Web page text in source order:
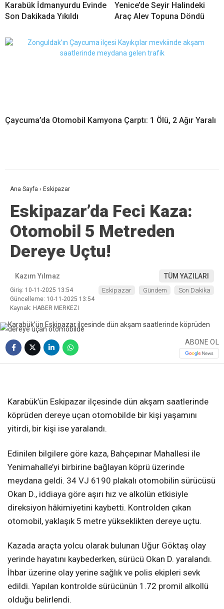
Karabük İdmanyurdu Evinde
Son Dakikada Yıkıldı
Yenice’de Seyir Halindeki
Araç Alev Topuna Döndü
Çaycuma’da Otomobil Kamyona Çarptı: 1 Ölü, 2 Ağır Yaralı
Ana Sayfa › Eskipazar
Eskipazar’da Feci Kaza:
Otomobil 5 Metreden
Dereye Uçtu!
Kazım Yılmaz TÜM YAZILARI
Giriş: 10-11-2025 13:54
Güncelleme: 10-11-2025 13:54
Kaynak: HABER MERKEZI
Eskipazar Gündem Son Dakika
ABONE OL
Karabük’ün Eskipazar ilçesinde dün akşam saatlerinde
köprüden dereye uçan otomobilde bir kişi yaşamını
yitirdi, bir kişi ise yaralandı.
Edinilen bilgilere göre kaza, Bahçepınar Mahallesi ile
Yenimahalle’yi birbirine bağlayan köprü üzerinde
meydana geldi. 34 VJ 6190 plakalı otomobilin sürücüsü
Okan D., iddiaya göre aşırı hız ve alkolün etkisiyle
direksiyon hâkimiyetini kaybetti. Kontrolden çıkan
otomobil, yaklaşık 5 metre yükseklikten dereye uçtu.
Kazada araçta yolcu olarak bulunan Uğur Göktaş olay
yerinde hayatını kaybederken, sürücü Okan D. yaralandı.
İhbar üzerine olay yerine sağlık ve polis ekipleri sevk
edildi. Yapılan kontrolde sürücünün 1.72 promil alkollü
olduğu belirlendi.